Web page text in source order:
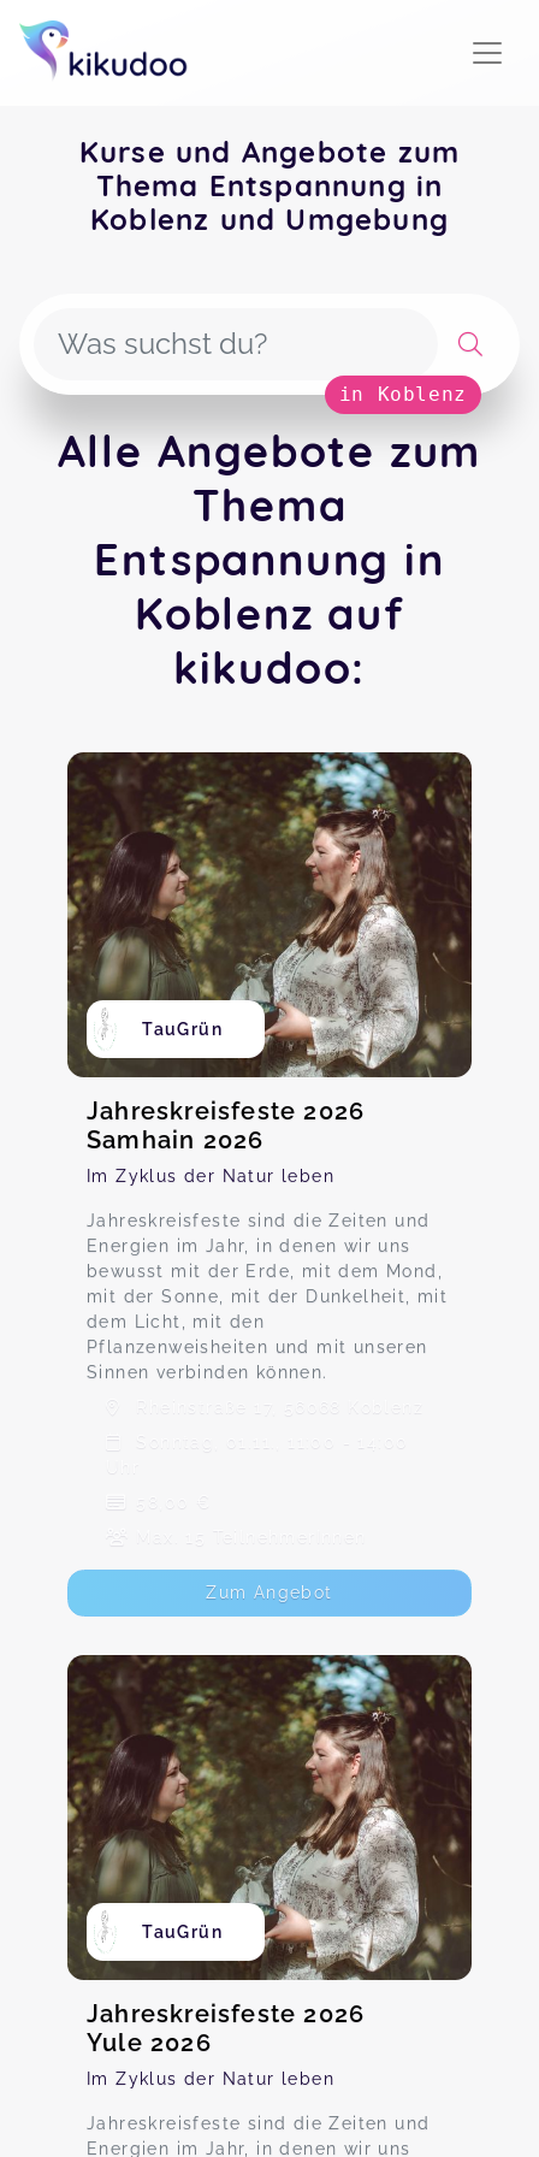
Kurse und Angebote zum
Thema Entspannung in
Koblenz und Umgebung
in Koblenz
Alle Angebote zum
Thema
Entspannung in
Koblenz auf
kikudoo:
TauGrün
Jahreskreisfeste 2026
Samhain 2026
Im Zyklus der Natur leben
Jahreskreisfeste sind die Zeiten und
Energien im Jahr, in denen wir uns
bewusst mit der Erde, mit dem Mond,
mit der Sonne, mit der Dunkelheit, mit
dem Licht, mit den
Pflanzenweisheiten und mit unseren
Sinnen verbinden können.
Rheinstraße 17, 56068 Koblenz
Sonntag, 01.11., 11:00 - 14:00
58,00 €
Max. 15 TeilnehmerInnen
Zum Angebot
TauGrün
Jahreskreisfeste 2026
Yule 2026
Im Zyklus der Natur leben
Jahreskreisfeste sind die Zeiten und
Energien im Jahr, in denen wir uns